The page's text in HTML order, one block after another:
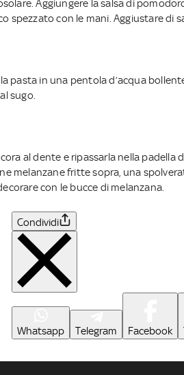
Aggiungere la salsa di
spezzato con le mani. Aggiustare di
pasta in una pentola d’acqua
sugo.
al dente e ripassarla nella padella
melanzane fritte sopra, una
con le bucce di melanzana.
Condividi
Whatsapp Telegram Facebook